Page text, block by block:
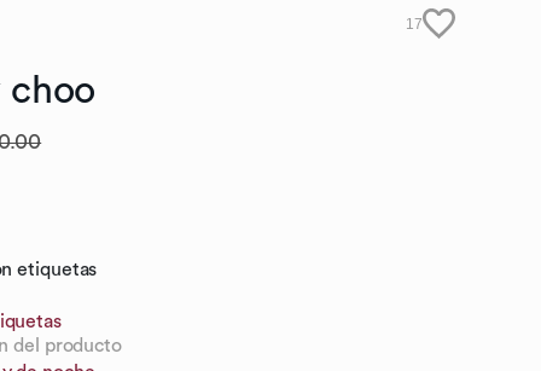
17
choo
etiquetas
del producto